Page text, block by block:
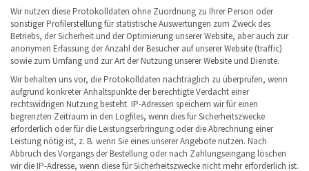
Wir nutzen diese Protokolldaten ohne Zuordnung zu Ihrer Person oder
sonstiger Profilerstellung für statistische Auswertungen zum Zweck des
Betriebs, der Sicherheit und der Optimierung unserer Website, aber auch zur
anonymen Erfassung der Anzahl der Besucher auf unserer Website (traffic)
sowie zum Umfang und zur Art der Nutzung unserer Website und Dienste.
Wir behalten uns vor, die Protokolldaten nachträglich zu überprüfen, wenn
aufgrund konkreter Anhaltspunkte der berechtigte Verdacht einer
rechtswidrigen Nutzung besteht. IP-Adressen speichern wir für einen
begrenzten Zeitraum in den Logfiles, wenn dies für Sicherheitszwecke
erforderlich oder für die Leistungserbringung oder die Abrechnung einer
Leistung nötig ist, z. B. wenn Sie eines unserer Angebote nutzen. Nach
Abbruch des Vorgangs der Bestellung oder nach Zahlungseingang löschen
wir die IP-Adresse, wenn diese für Sicherheitszwecke nicht mehr erforderlich ist.